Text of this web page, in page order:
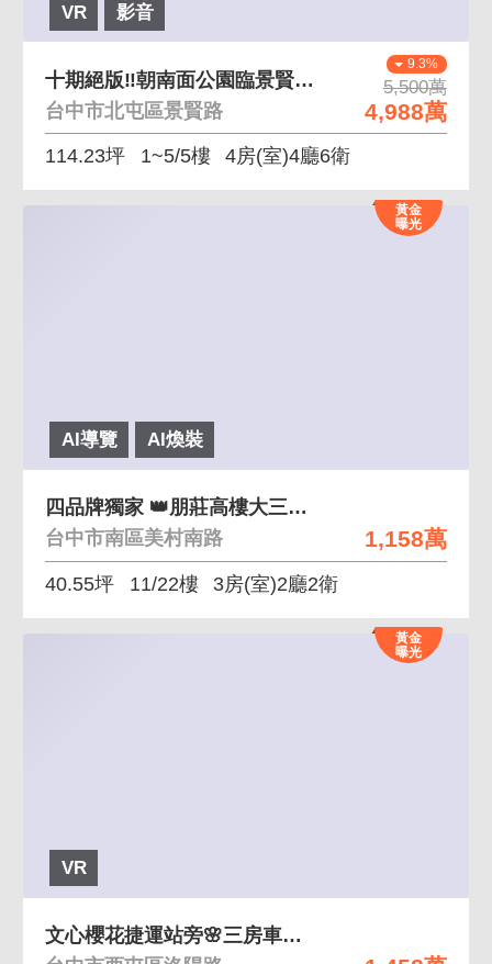
VR 影音
9.3%
5,500萬
4,988萬
十期絕版‼朝南面公園臨景賢路五套房大地坪電梯別墅
台中市北屯區景賢路
114.23坪 1~5/5樓 4房(室)4廳6衛
AI導覽 AI煥裝
黃金
曝光
1,158萬
四品牌獨家 👑朋莊高樓大三房+機上休旅車位
台中市南區美村南路
40.55坪 11/22樓 3房(室)2廳2衛
VR
黃金
曝光
文心櫻花捷運站旁🌸三房車位_社區稀有釋出